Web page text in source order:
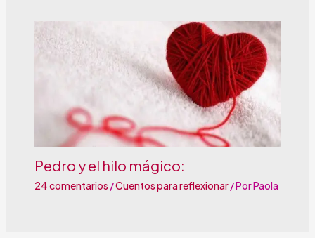
Pedro y el hilo mágico:
24 comentarios /Cuentos para reflexionar/ PorPaola